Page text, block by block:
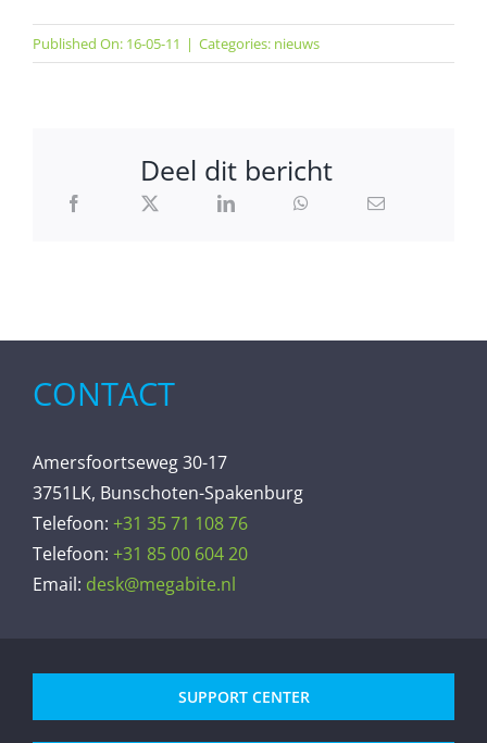
Published On: 16-05-11 | Categories: nieuws
Deel dit bericht
CONTACT
Amersfoortseweg 30-17
3751LK, Bunschoten-Spakenburg
Telefoon: +31 35 71 108 76
Telefoon: +31 85 00 604 20
Email: desk@megabite.nl
SUPPORT CENTER